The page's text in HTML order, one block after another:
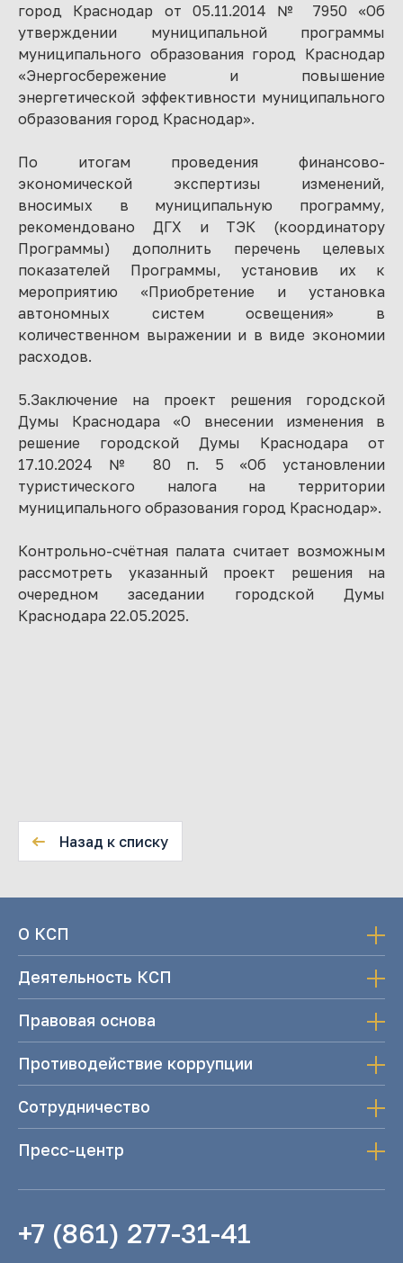
город Краснодар от 05.11.2014 № 7950 «Об
утверждении муниципальной программы
муниципального образования город Краснодар
«Энергосбережение и повышение
энергетической эффективности муниципального
образования город Краснодар».
По итогам проведения финансово-
экономической экспертизы изменений,
вносимых в муниципальную программу,
рекомендовано ДГХ и ТЭК (координатору
Программы) дополнить перечень целевых
показателей Программы, установив их к
мероприятию «Приобретение и установка
автономных систем освещения» в
количественном выражении и в виде экономии
расходов.
5.Заключение на проект решения городской
Думы Краснодара «О внесении изменения в
решение городской Думы Краснодара от
17.10.2024 № 80 п. 5 «Об установлении
туристического налога на территории
муниципального образования город Краснодар».
Контрольно-счётная палата считает возможным
рассмотреть указанный проект решения на
очередном заседании городской Думы
Краснодара 22.05.2025.
Назад к списку
О КСП
Деятельность КСП
Правовая основа
Противодействие коррупции
Сотрудничество
Пресс-центр
+7 (861) 277-31-41